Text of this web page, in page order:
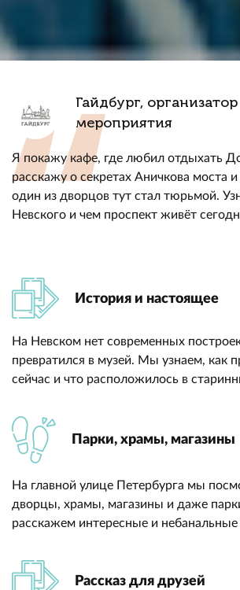
Гайдбург, организатор
мероприятия
Я покажу кафе, где любил отдыхать
расскажу о секретах Аничкова моста
один из дворцов тут стал тюрьмой.
Невского и чем проспект живёт
История и настоящее
На Невском нет современных
превратился в музей. Мы узнаем, как
сейчас и что расположилось в
Парки, храмы, магазины
На главной улице Петербурга мы
дворцы, храмы, магазины и даже
расскажем интересные и небанальные
Рассказ для друзей